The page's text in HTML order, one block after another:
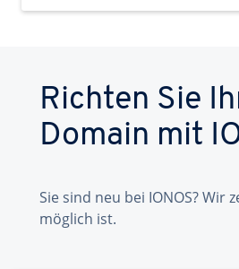
Richten Sie
Domain mit
Sie sind neu bei IONOS? Wir
möglich ist.